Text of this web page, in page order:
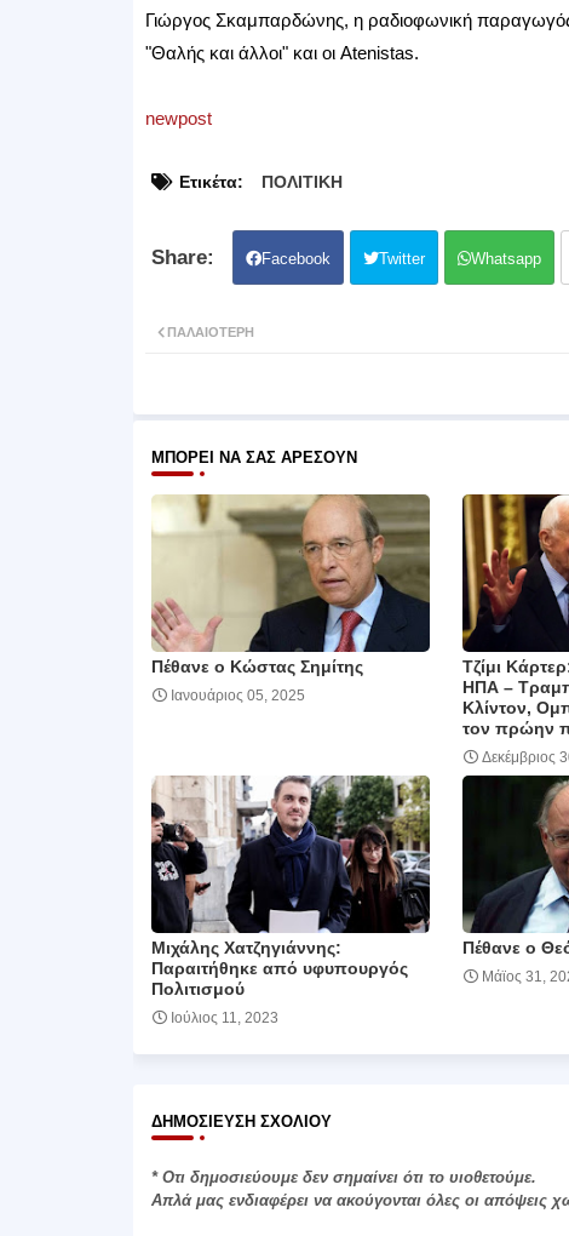
Γιώργος Σκαμπαρδώνης, η ραδιοφωνική παραγωγός
"Θαλής και άλλοι" και οι Atenistas.
newpost
Ετικέτα: ΠΟΛΙΤΙΚΗ
Facebook Twitter Whatsapp
ΠΑΛΑΙΌΤΕΡΗ
ΜΠΟΡΕΊ ΝΑ ΣΑΣ ΑΡΈΣΟΥΝ
Πέθανε ο Κώστας Σημίτης
Ιανουάριος 05, 2025
Τζίμι
ΗΠΑ –
Κλίντον,
τον πρώην
Δεκέμβριος
Μιχάλης Χατζηγιάννης:
Παραιτήθηκε από υφυπουργός
Πολιτισμού
Ιούλιος 11, 2023
Πέθανε ο
Μάϊος 31,
ΔΗΜΟΣΊΕΥΣΗ ΣΧΟΛΊΟΥ
* Οτι δημοσιεύουμε δεν σημαίνει ότι το υιοθετούμε.
Απλά μας ενδιαφέρει να ακούγονται όλες οι απόψεις